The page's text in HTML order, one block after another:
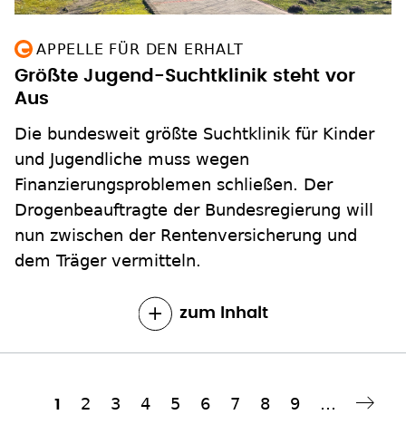
APPELLE FÜR DEN ERHALT
Größte Jugend-Suchtklinik steht vor
Aus
Die bundesweit größte Suchtklinik für Kinder
und Jugendliche muss wegen
Finanzierungsproblemen schließen. Der
Drogenbeauftragte der Bundesregierung will
nun zwischen der Rentenversicherung und
dem Träger vermitteln.
zum Inhalt
Aktuelle
1 Seite
2 Seite
3 Seite
4 Seite
5 Seite
6 Seite
7 Seite
8 Seite
9 …
Nächste Seite